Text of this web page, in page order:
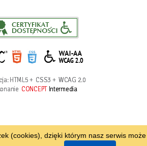
HTML5+ CSS3 +WCAG 2.0
CONCEPTIntermedia
(cookies), dzięki którym nasz serwis może